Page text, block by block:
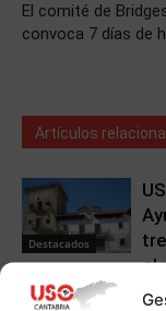
El comité de
convoca 7 días de
Artículos
Destacados